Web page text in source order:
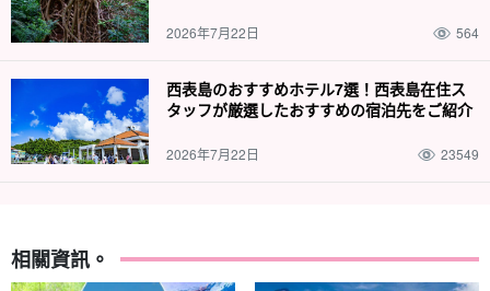
2026年7月22日 564
西表島のおすすめホテル7選！西表島在住ス
タッフが厳選したおすすめの宿泊先をご紹介
2026年7月22日 23549
相關資訊。